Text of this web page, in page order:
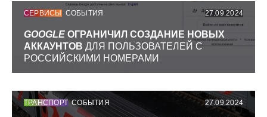
СЕРВИСЫ СОБЫТИЯ 27.09.2024
GOOGLE ОГРАНИЧИЛ СОЗДАНИЕ НОВЫХ
АККАУНТОВ ДЛЯ ПОЛЬЗОВАТЕЛЕЙ С
РОССИЙСКИМИ НОМЕРАМИ
ТРАНСПОРТ СОБЫТИЯ 27.09.2024